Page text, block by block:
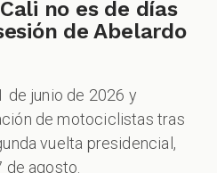
no es de días
de Abelardo
de junio de 2026 y
de motociclistas tras
vuelta presidencial,
agosto.